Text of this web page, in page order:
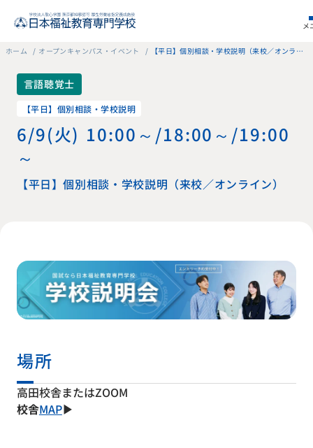
メ
ホーム オープンキャンパス・イベント 【平日】個別相談・学校説明（来校／オンライン）
言語聴覚士
【平日】個別相談・学校説明
6/9（火） 10:00～/18:00～/19:00
～
【平日】個別相談・学校説明（来校／オンライン）
場所
高田校舎またはZOOM
校舎MAP▶